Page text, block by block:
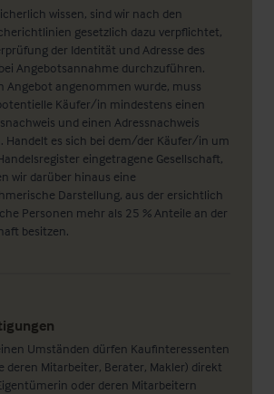
wissen, sind wir nach den
gesetzlich dazu verpflichtet,
der Identität und Adresse des
Angebotsannahme durchzuführen.
Angebot angenommen wurde, muss
Käufer/in mindestens einen
und einen Adressnachweis
Handelt es sich bei dem/der Käufer/in um
eingetragene Gesellschaft,
wir darüber hinaus eine
Darstellung, aus der ersichtlich
Personen mehr als 25 % Anteile an der
besitzen.
Umständen dürfen Kaufinteressenten
deren Mitarbeiter, Berater, Makler) direkt
oder deren Mitarbeitern